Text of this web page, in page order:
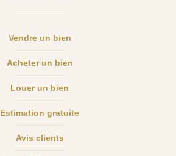
Vendre un bien
Acheter un bien
Louer un bien
Estimation gratuite
Avis clients